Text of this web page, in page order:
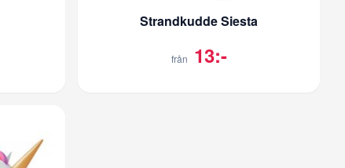
Strandkudde Siesta
från 13:-